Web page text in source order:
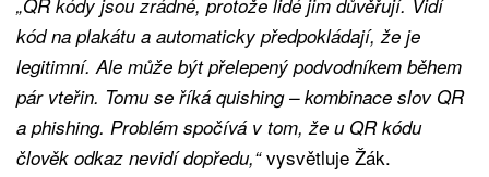
kód na plakátu a automaticky předpokládají, že je
legitimní. Ale může být přelepený podvodníkem během
pár vteřin. Tomu se říká quishing – kombinace slov QR
a phishing. Problém spočívá v tom, že u QR kódu
člověk odkaz nevidí dopředu,“vysvětluje Žák.